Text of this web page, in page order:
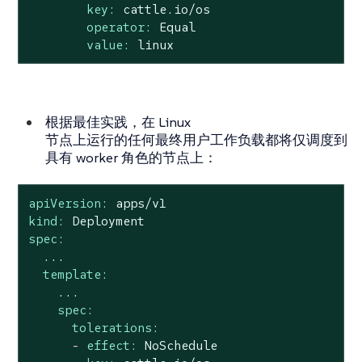
key:
cattle.io/os
operator:
Equal
value:
linux
根据最佳实践，在 Linux
节点上运行的任何最终用户工作负载都将仅调度到
具有 worker 角色的节点上：
apiVersion:
apps/v1
kind:
Deployment
spec:
...
template:
...
spec:
tolerations:
-
effect:
NoSchedule